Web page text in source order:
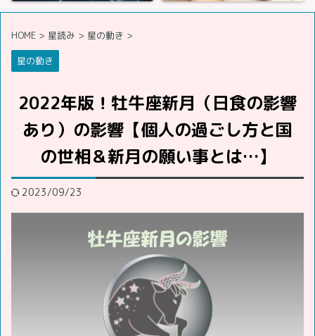
HOME > 星読み > 星の動き >
星の動き
2022年版！牡牛座新月（日食の影響
あり）の影響【個人の過ごし方と国
の世相＆新月の願い事とは…】
2023/09/23